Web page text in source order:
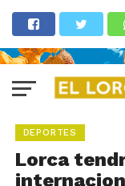
DEPORTES
Lorca